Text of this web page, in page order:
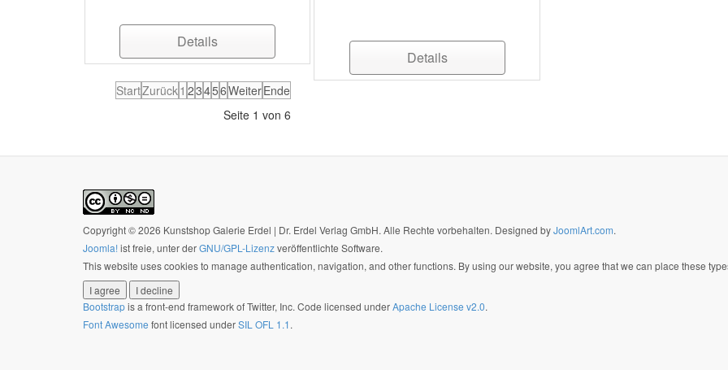
Details
Details
StartZurück1 23456WeiterEnde
Seite 1 von 6
Copyright © 2026 Kunstshop Galerie Erdel | Dr. Erdel Verlag GmbH. Alle Rechte vorbehalten. Designed byJoomlArt.com.
Joomla!ist freie, unter derGNU/GPL-Lizenzveröffentlichte Software.
This website uses cookies to manage authentication, navigation, and other functions. By using our website, you agree that we can place these
I agree
I decline
Bootstrapis a front-end framework of Twitter, Inc. Code licensed underApache License v2.0.
Font Awesome font licensed underSIL OFL 1.1.